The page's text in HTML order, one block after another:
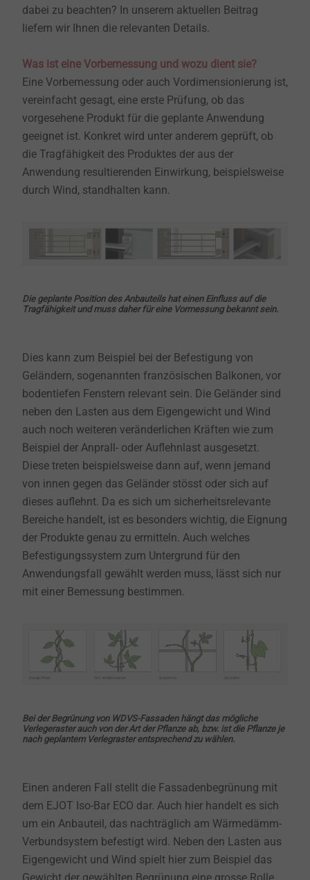
dabei zu beachten? In unserem aktuellen Beitrag
liefern wir Ihnen die relevanten Details.
Was ist eine Vorbemessung und wozu dient sie?
Eine Vorbemessung oder auch Vordimensionierung ist,
vereinfacht gesagt, eine erste Prüfung, ob das
vorgesehene Produkt für die geplante Anwendung
geeignet ist. Konkret wird unter anderem geprüft, ob
die Tragfähigkeit des Produktes der aus der
Anwendung resultierenden Einwirkung, beispielsweise
durch Wind, standhalten kann.
Die geplante Position des Anbauteils hat einen Einfluss auf die
Tragfähigkeit und muss daher für eine Vormessung bekannt sein.
Dies kann zum Beispiel bei der Befestigung von
Geländern, sogenannten französischen Balkonen, vor
bodentiefen Fenstern relevant sein. Die Geländer sind
neben den Lasten aus dem Eigengewicht und Wind
auch noch weiteren veränderlichen Kräften wie zum
Beispiel der Anprall- oder Auflehnlast ausgesetzt.
Diese treten beispielsweise dann auf, wenn jemand
von innen gegen das Geländer stösst oder sich auf
dieses auflehnt. Da es sich um sicherheitsrelevante
Bereiche handelt, ist es besonders wichtig, die Eignung
der Produkte genau zu ermitteln. Auch welches
Befestigungssystem zum Untergrund für den
Anwendungsfall gewählt werden muss, lässt sich nur
mit einer Bemessung bestimmen.
Bei der Begrünung von WDVS-Fassaden hängt das mögliche
Verlegeraster auch von der Art der Pflanze ab, bzw. ist die Pflanze je
nach geplantem Verlegraster entsprechend zu wählen.
Einen anderen Fall stellt die Fassadenbegrünung mit
dem EJOT Iso-Bar ECO dar. Auch hier handelt es sich
um ein Anbauteil, das nachträglich am Wärmedämm-
Verbundsystem befestigt wird. Neben den Lasten aus
Eigengewicht und Wind spielt hier zum Beispiel das
Gewicht der gewählten Begrünung eine grosse Rolle.